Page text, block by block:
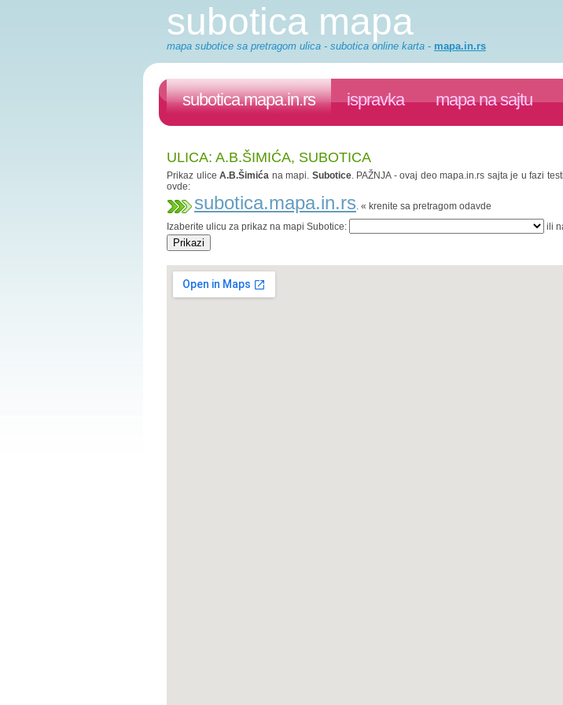
subotica mapa
mapa subotice sa pretragom ulica - subotica online karta - mapa.in.rs
subotica.mapa.in.rs ispravka mapa na sajtu
ULICA: A.B.ŠIMIĆA, SUBOTICA
Prikaz ulice A.B.Šimića na mapi. Subotice. PAŽNJA - ovaj deo mapa.in.rs sajta je u fazi
ovde:
subotica.mapa.in.rs. « krenite sa pretragom odavde
Izaberite ulicu za prikaz na mapi Subotice:
ili